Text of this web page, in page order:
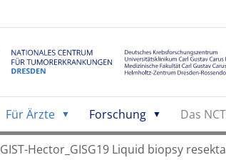
Für Ärzte Forschung Das
GIST-Hector_GISG19 Liquid biopsy